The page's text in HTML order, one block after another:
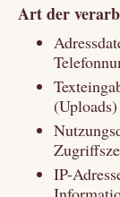
Art der
(Uploads)
IP-